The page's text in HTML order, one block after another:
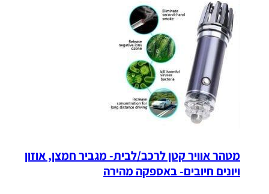
מטהר אוויר קטן לרכב/לבית- מגביר חמצן, אוזון
ויונים חיובים- באספקה מהירה